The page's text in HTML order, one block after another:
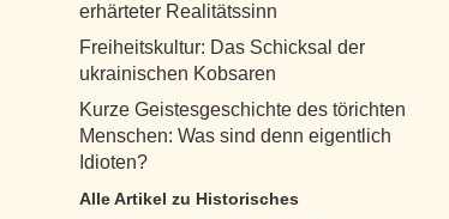
erhärteter Realitätssinn
Freiheitskultur: Das Schicksal der
ukrainischen Kobsaren
Kurze Geistesgeschichte des törichten
Menschen: Was sind denn eigentlich
Idioten?
Alle Artikel zu Historisches